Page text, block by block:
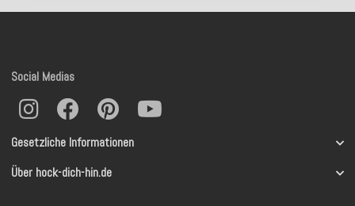
Gesetzliche Informationen
Über hock-dich-hin.de
Social Medias